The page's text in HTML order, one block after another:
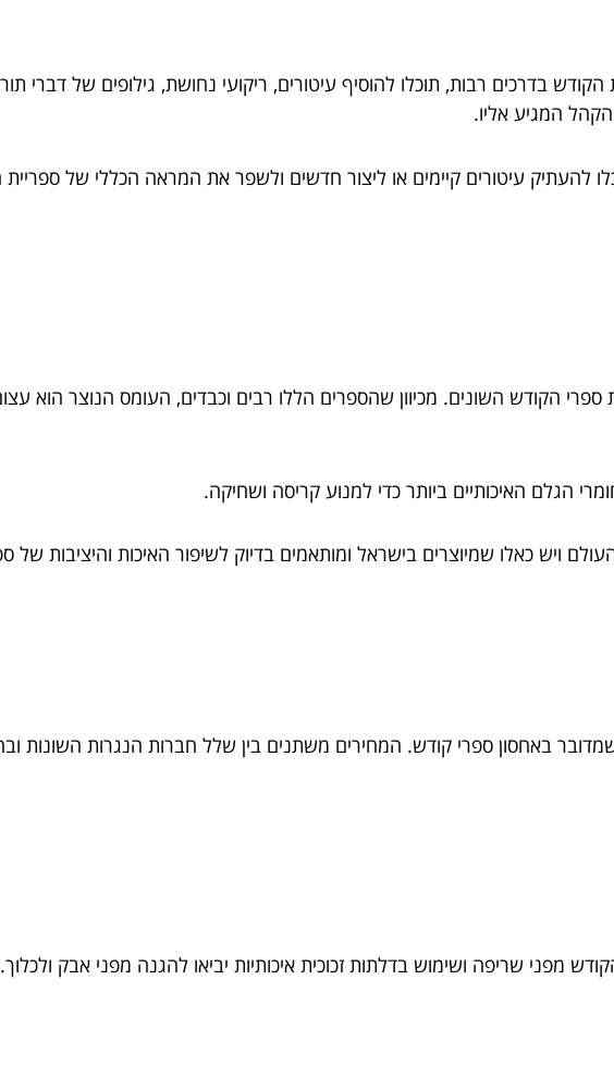
בדרכים רבות, תוכלו להוסיף עיטורים, ריקועי נחושת, גילופים של דברי
המגיע אליו.
להעתיק עיטורים קיימים או ליצור חדשים ולשפר את המראה הכללי של ספריית
ספרי הקודש השונים. מכיוון שהספרים הללו רבים וכבדים, העומס הנוצר הוא
הגלם האיכותיים ביותר כדי למנוע קריסה ושחיקה.
ויש כאלו שמיוצרים בישראל ומותאמים בדיוק לשיפור האיכות והיציבות של
באחסון ספרי קודש. המחירים משתנים בין שלל חברות הנגרות השונות
מפני שריפה ושימוש בדלתות זכוכית איכותיות יביאו להגנה מפני אבק ולכלוך.